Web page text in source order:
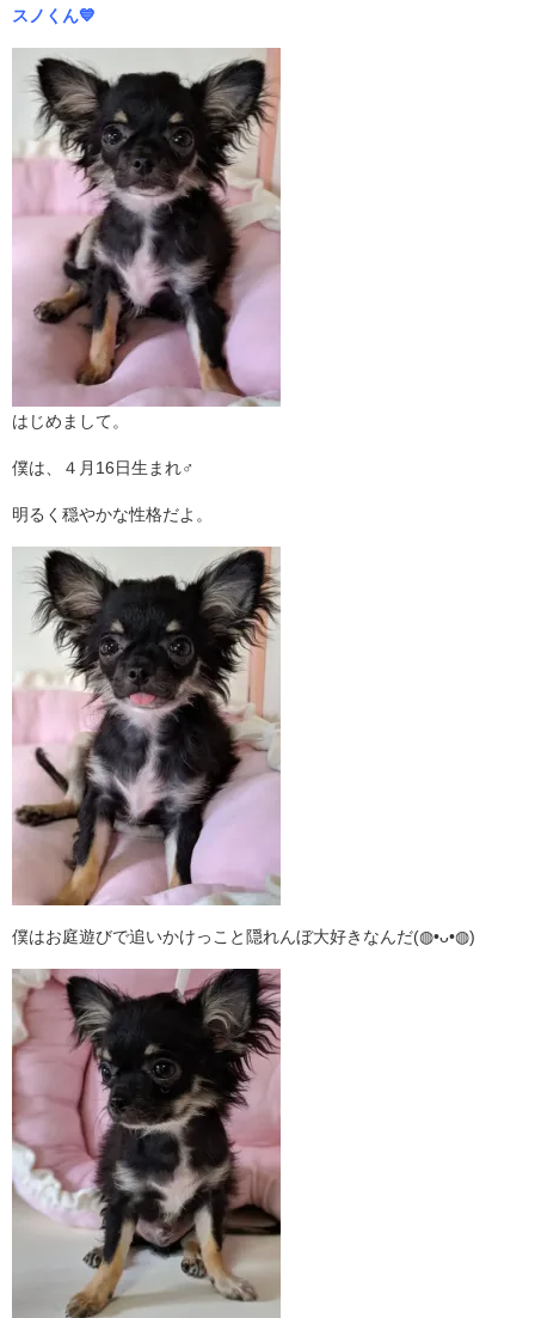
スノくん💙
はじめまして。
僕は、４月16日生まれ♂
明るく穏やかな性格だよ。
僕はお庭遊びで追いかけっこと隠れんぼ大好きなんだ(◍•ᴗ•◍)